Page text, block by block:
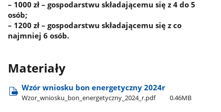
– 1000 zł – gospodarstwu składającemu się z 4 do 5
osób;
– 1200 zł – gospodarstwu składającemu się z co
najmniej 6 osób.
Materiały
Wzór wniosku bon energetyczny 2024r
Wzor​_wniosku​_bon​_energetyczny​_2024​_r.pdf 0.46MB